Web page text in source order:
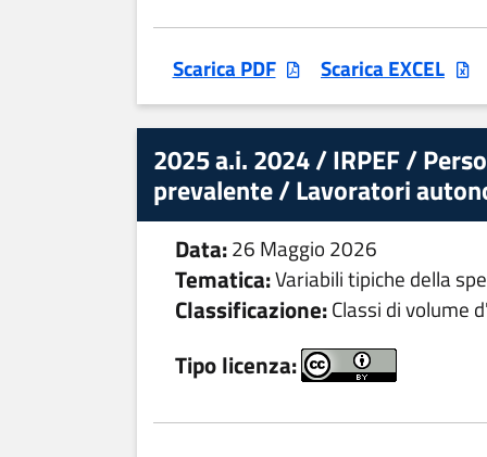
Scarica PDF Scarica EXCEL
2025 a.i. 2024 / IRPEF /
prevalente / Lavoratori
Data:26 Maggio 2026
Tematica:Variabili tipiche della
Classificazione:Classi di volume
Tipo licenza: